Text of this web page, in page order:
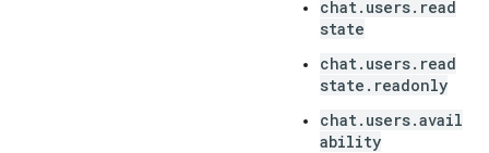
chat.users.read
state
chat.users.read
state.readonly
chat.users.avail
ability